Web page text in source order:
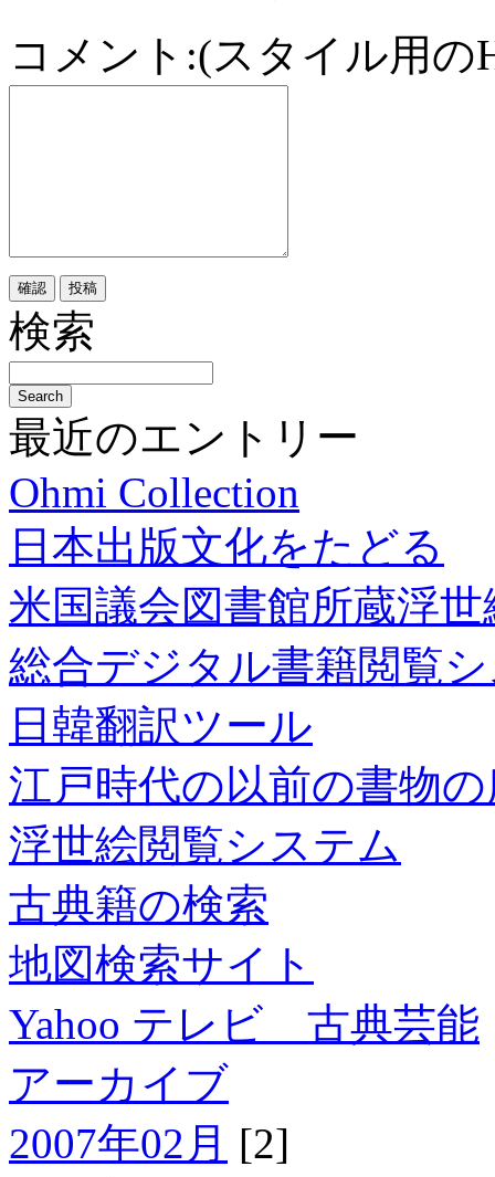
コメント:(スタイル用
検索
最近のエントリー
Ohmi Collection
日本出版文化をたどる
米国議会図書館所蔵浮世
総合デジタル書籍閲覧
日韓翻訳ツール
江戸時代の以前の書物
浮世絵閲覧システム
古典籍の検索
地図検索サイト
Yahoo テレビ 古典芸能
アーカイブ
2007年02月 [2]